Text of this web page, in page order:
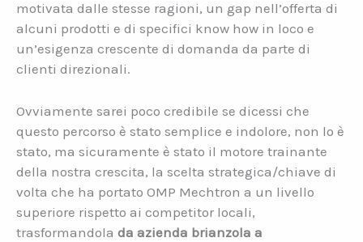
motivata dalle stesse ragioni, un gap nell’offerta di
alcuni prodotti e di specifici know how in loco e
un’esigenza crescente di domanda da parte di
clienti direzionali.
Ovviamente sarei poco credibile se dicessi che
questo percorso è stato semplice e indolore, non lo è
stato, ma sicuramente è stato il motore trainante
della nostra crescita, la scelta strategica/chiave di
volta che ha portato OMP Mechtron a un livello
superiore rispetto ai competitor locali,
trasformandola da azienda brianzola a